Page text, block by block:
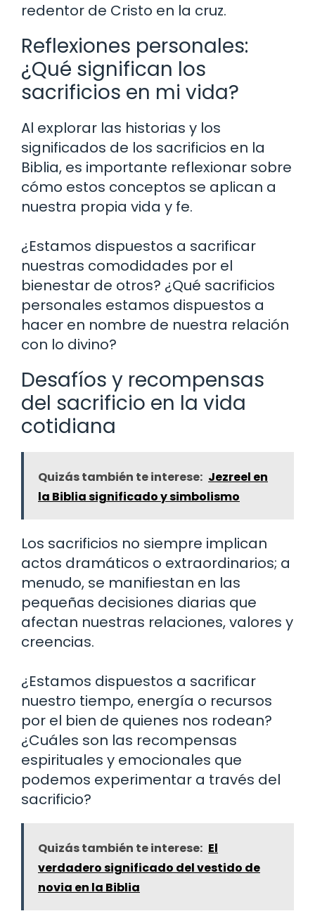
redentor de Cristo en la cruz.
Reflexiones personales:
¿Qué significan los
sacrificios en mi vida?
Al explorar las historias y los
significados de los sacrificios en la
Biblia, es importante reflexionar sobre
cómo estos conceptos se aplican a
nuestra propia vida y fe.
¿Estamos dispuestos a sacrificar
nuestras comodidades por el
bienestar de otros? ¿Qué sacrificios
personales estamos dispuestos a
hacer en nombre de nuestra relación
con lo divino?
Desafíos y recompensas
del sacrificio en la vida
cotidiana
Quizás también te interese: Jezreel en
la Biblia significado y simbolismo
Los sacrificios no siempre implican
actos dramáticos o extraordinarios; a
menudo, se manifiestan en las
pequeñas decisiones diarias que
afectan nuestras relaciones, valores y
creencias.
¿Estamos dispuestos a sacrificar
nuestro tiempo, energía o recursos
por el bien de quienes nos rodean?
¿Cuáles son las recompensas
espirituales y emocionales que
podemos experimentar a través del
sacrificio?
Quizás también te interese: El
verdadero significado del vestido de
novia en la Biblia